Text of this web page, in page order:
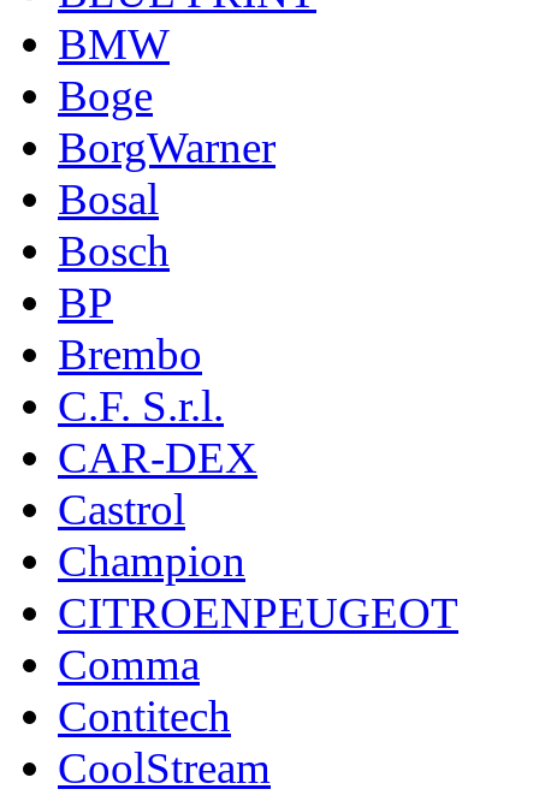
BMW
Boge
BorgWarner
Bosal
Bosch
BP
Brembo
C.F. S.r.l.
CAR-DEX
Castrol
Champion
CITROENPEUGEOT
Comma
Contitech
CoolStream